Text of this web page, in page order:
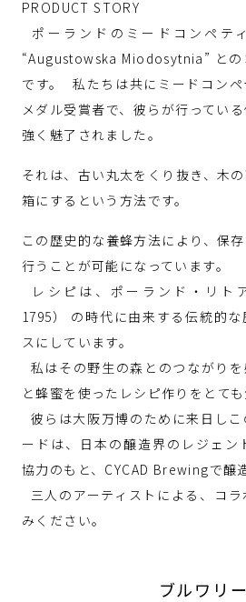
PRODUCT STORY
ポーランドのミードコンペテ
“Augustowska Miodosytnia” との
です。 私たちは共にミードコン
メダル受賞者で、彼らが行ってい
強く魅了されました。
それは、古い丸太をくり抜き、木
箱にするという方法です。
この歴史的な養蜂方法により、保
行うことが可能になっています。
レシピは、ポーランド・リト
1795） の時代に由来する伝統的
スにしています。
私はその野生の森とのつながり
と蜂蜜を使ったレシピ作りをとても
彼らは大阪万博のために来日し
ードは、日本の醸造界のレジェン
協力のもと、CYCAD Brewingで醸
三人のアーティストによる、コ
みください。
ブルワリー